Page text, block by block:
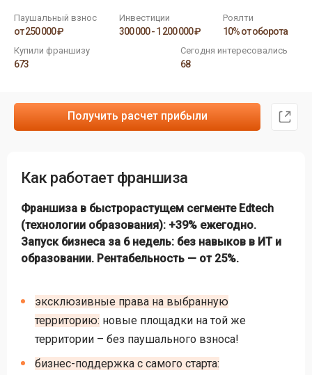
Паушальный взнос
от 250 000 ₽
Инвестиции
300 000 - 1 200 000 ₽
Роялти
10% от оборота
Купили франшизу
673
Сегодня интересовались
68
Получить расчет прибыли
Как работает франшиза
Франшиза в быстрорастущем сегменте Edtech
(технологии образования): +39% ежегодно.
Запуск бизнеса за 6 недель: без навыков в ИТ и
образовании. Рентабельность — от 25%.
эксклюзивные права на выбранную
территорию: новые площадки на той же
территории – без паушального взноса!
бизнес-поддержка с самого старта: